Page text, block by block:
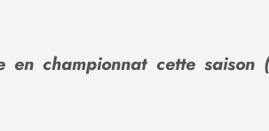
championnat cette saison